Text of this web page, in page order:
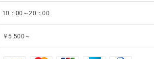
10：00～20：00
￥5,500～